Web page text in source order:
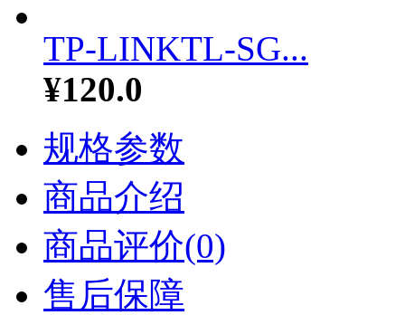
TP-LINKTL-SG...
¥120.0
规格参数
商品介绍
商品评价(0)
售后保障